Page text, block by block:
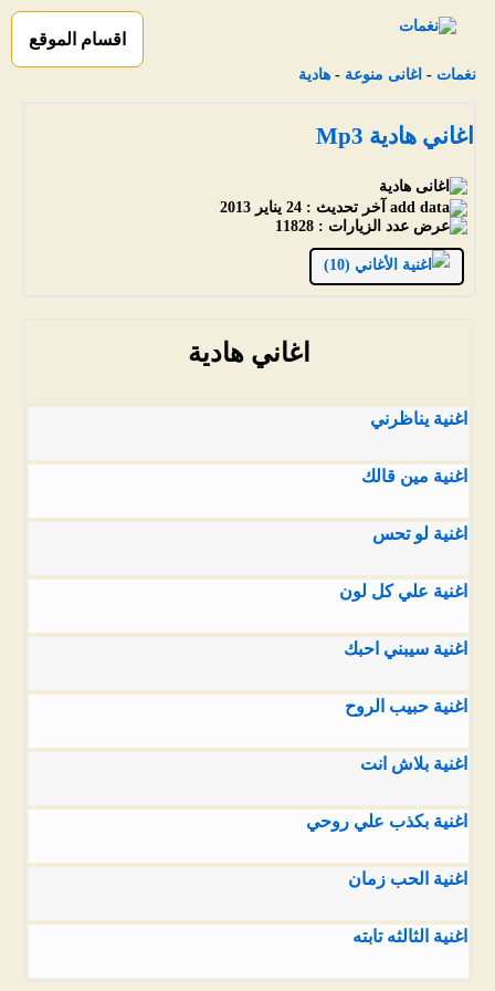
اقسام الموقع
نغمات - اغانى منوعة - هادية
اغاني هادية Mp3
آخر تحديث : 24 يناير 2013
عدد الزيارات : 11828
الأغاني (10)
اغاني هادية
اغنية يناظرني
اغنية مين قالك
اغنية لو تحس
اغنية علي كل لون
اغنية سيبني احبك
اغنية حبيب الروح
اغنية بلاش انت
اغنية بكذب علي روحي
اغنية الحب زمان
اغنية الثالثه تابته